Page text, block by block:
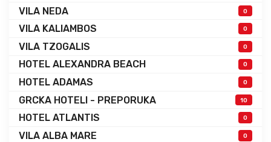
VILA NEDA 0
VILA KALIAMBOS 0
VILA TZOGALIS 0
HOTEL ALEXANDRA BEACH 0
HOTEL ADAMAS 0
GRCKA HOTELI - PREPORUKA 10
HOTEL ATLANTIS 0
VILA ALBA MARE 0